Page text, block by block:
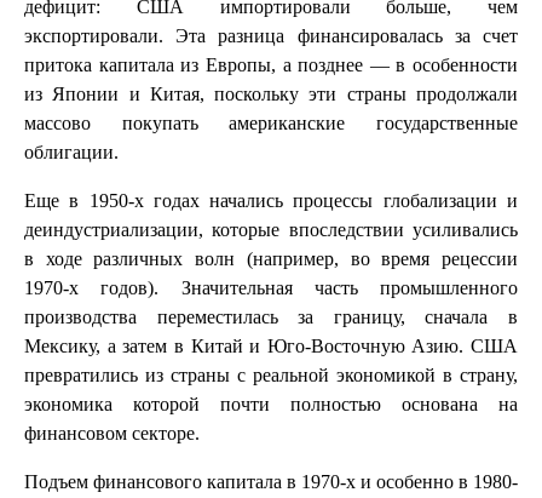
дефицит: США импортировали больше, чем
экспортировали. Эта разница финансировалась за счет
притока капитала из Европы, а позднее — в особенности
из Японии и Китая, поскольку эти страны продолжали
массово покупать американские государственные
облигации.
Еще в 1950-х годах начались процессы глобализации и
деиндустриализации, которые впоследствии усиливались
в ходе различных волн (например, во время рецессии
1970-х годов). Значительная часть промышленного
производства переместилась за границу, сначала в
Мексику, а затем в Китай и Юго-Восточную Азию. США
превратились из страны с реальной экономикой в страну,
экономика которой почти полностью основана на
финансовом секторе.
Подъем финансового капитала в 1970-х и особенно в 1980-